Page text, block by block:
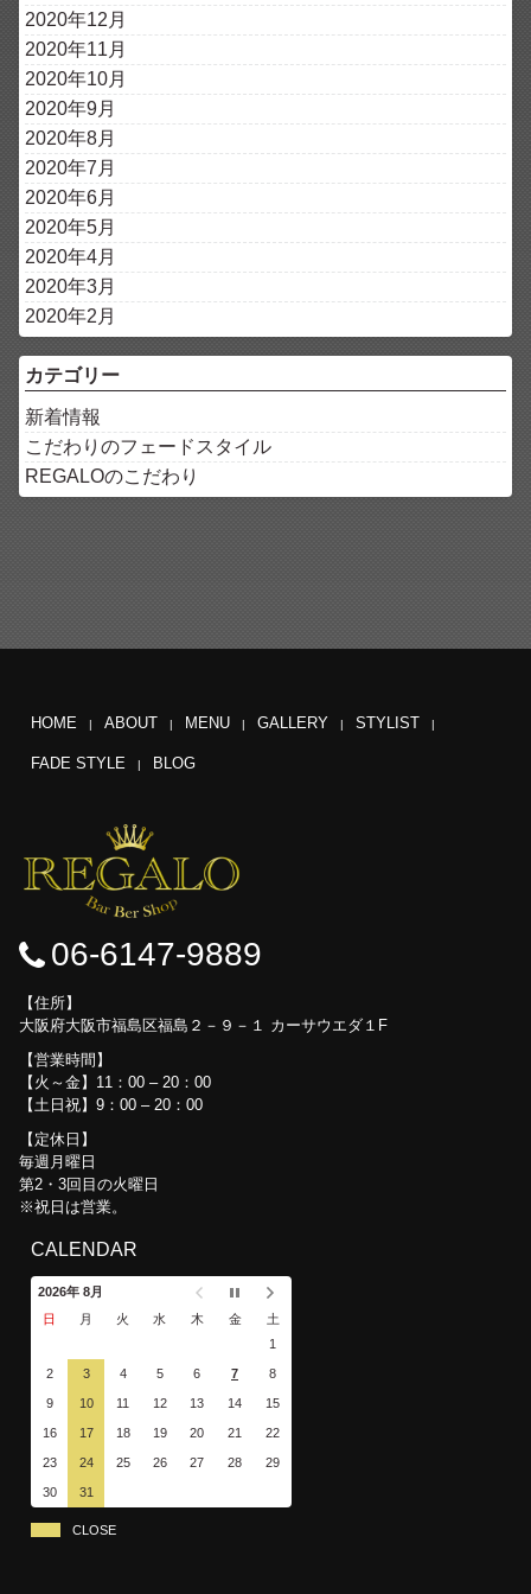
2020年12月
2020年11月
2020年10月
2020年9月
2020年8月
2020年7月
2020年6月
2020年5月
2020年4月
2020年3月
2020年2月
カテゴリー
新着情報
こだわりのフェードスタイル
REGALOのこだわり
HOME ABOUT MENU GALLERY STYLIST
FADE STYLE BLOG
06-6147-9889
住所
大阪府大阪市福島区福島２－９－１ カーサウエダ１F
営業時間
【火～金】11：00 – 20：00
【土日祝】9：00 – 20：00
定休日
毎週月曜日
第2・3回目の火曜日
※祝日は営業。
CALENDAR
2026年 8月
日
月 火 水 木 金
土
1
2 3 4 5 6 7 8
9 10 11 12 13 14 15
16 17 18 19 20 21 22
23 24 25 26 27 28 29
30 31
CLOSE